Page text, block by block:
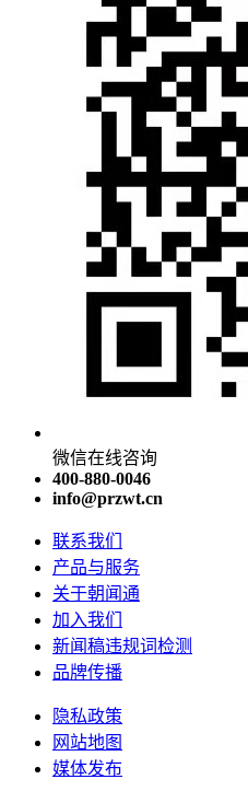
微信在线咨询
400-880-0046
info@przwt.cn
联系我们
产品与服务
关于朝闻通
加入我们
新闻稿违规词检测
品牌传播
隐私政策
网站地图
媒体发布